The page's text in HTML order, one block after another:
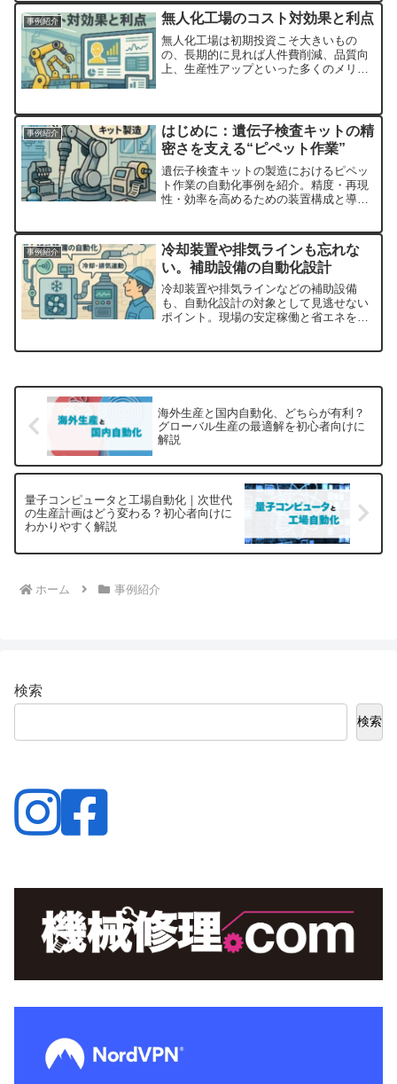
事例紹介 無人化工場のコスト対効果と利点
無人化工場は初期投資こそ大きいもの
の、長期的に見れば人件費削減、品質向
上、生産性アップといった多くのメリッ
争力強化」が重要なテーマとなるでしょ
う。
事例紹介
はじめに：遺伝子検査キットの精
密さを支える“ピペット作業”
遺伝子検査キットの製造におけるピペッ
ト作業の自動化事例を紹介。精度・再現
性・効率を高めるための装置構成と導入
事例紹介
冷却装置や排気ラインも忘れな
い。補助設備の自動化設計
冷却装置や排気ラインなどの補助設備
も、自動化設計の対象として見逃せない
ポイント。現場の安定稼働と省エネを支
海外生産と国内自動化、どちらが有利？
グローバル生産の最適解を初心者向けに
解説
量子コンピュータと工場自動化｜次世代
の生産計画はどう変わる？初心者向けに
わかりやすく解説
ホーム 事例紹介
検索
検索